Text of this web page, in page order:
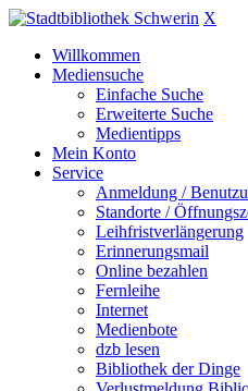
X
Willkommen
Mediensuche
Einfache Suche
Erweiterte Suche
Medientipps
Mein Konto
Service
Anmeldung /
Standorte /
Leihfristverlängerung
Erinnerungsmail
Online bezahlen
Fernleihe
Internet
Medienbote
dzb lesen
Bibliothek der Dinge